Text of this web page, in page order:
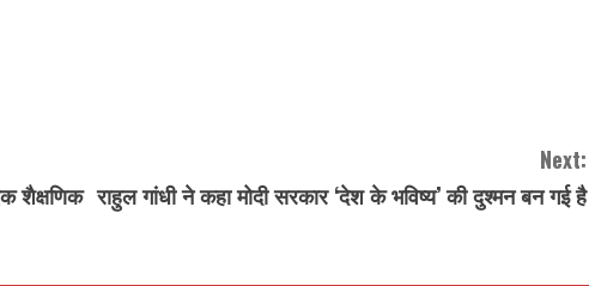
शैक्षणिक
Next:
राहुल गांधी ने कहा मोदी सरकार ‘देश के भविष्य’ की दुश्मन बन गई है